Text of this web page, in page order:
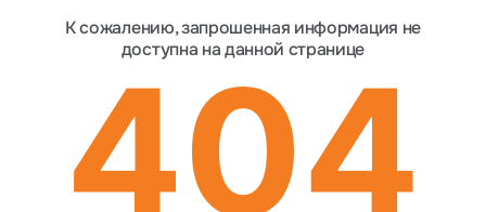
К сожалению, запрошенная информация не
доступна на данной странице